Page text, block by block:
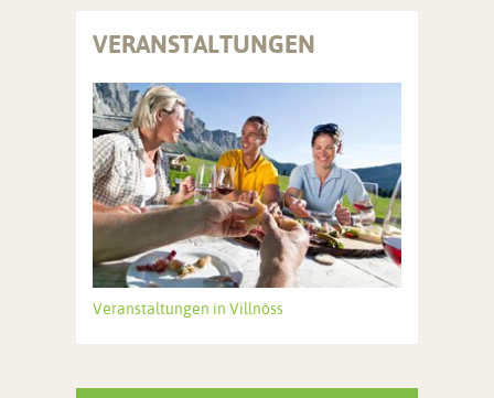
VERANSTALTUNGEN
Veranstaltungen in Villnöss